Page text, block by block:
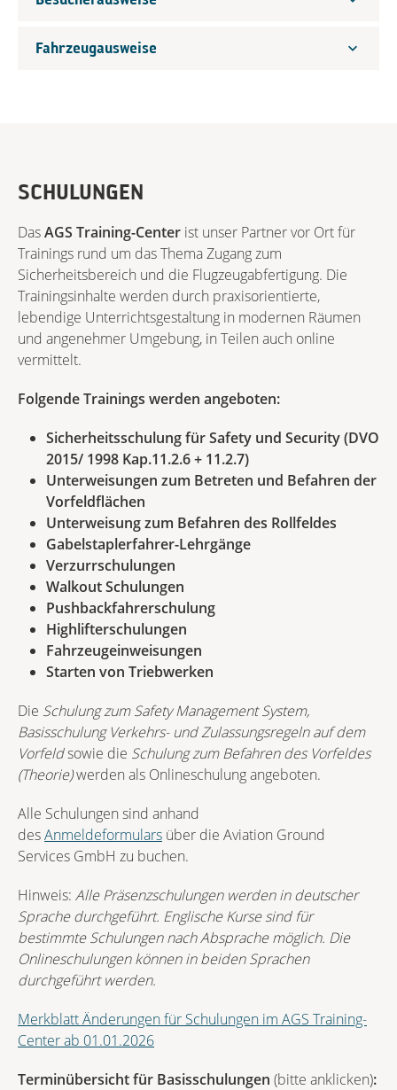
Fahrzeugausweise
SCHULUNGEN
DasAGS Training-Center ist unser Partner vor Ort für
Trainings rund um das Thema Zugang zum
Sicherheitsbereich und die Flugzeugabfertigung. Die
Trainingsinhalte werden durch praxisorientierte,
lebendige Unterrichtsgestaltung in modernen Räumen
und angenehmer Umgebung, in Teilen auch online
vermittelt.
Folgende Trainings werden angeboten:
Sicherheitsschulung für Safety und Security (DVO
2015/ 1998 Kap.11.2.6 + 11.2.7)
Unterweisungen zum Betreten und Befahren der
Vorfeldflächen
Unterweisung zum Befahren des Rollfeldes
Gabelstaplerfahrer-Lehrgänge
Verzurrschulungen
Walkout Schulungen
Pushbackfahrerschulung
Highlifterschulungen
Fahrzeugeinweisungen
Starten von Triebwerken
Die Schulung zum Safety Management System,
Basisschulung Verkehrs- und Zulassungsregeln auf dem
Vorfeldsowie die Schulung zum Befahren des Vorfeldes
(Theorie)werden als Onlineschulung angeboten.
Alle Schulungen sind anhand
desAnmeldeformulars über die Aviation Ground
Services GmbH zu buchen.
Hinweis: Alle Präsenzschulungen werden in deutscher
Sprache durchgeführt. Englische Kurse sind für
bestimmte Schulungen nach Absprache möglich. Die
Onlineschulungen können in beiden Sprachen
durchgeführt werden.
Merkblatt Änderungen für Schulungen im AGS Training-
Center ab 01.01.2026
Terminübersicht für Basisschulungen (bitte anklicken):